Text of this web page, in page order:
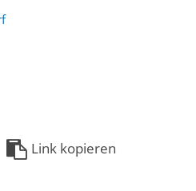
Link kopieren